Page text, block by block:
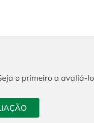
o primeiro a avaliá-